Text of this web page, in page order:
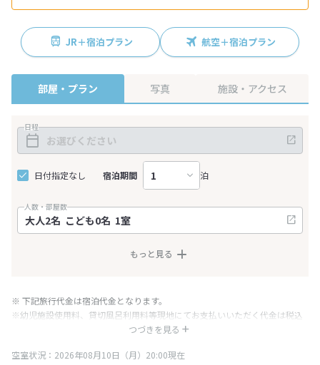
JR＋宿泊プラン 航空＋宿泊プラン
部屋・プラン 写真 施設・アクセス
日程
日付指定なし 宿泊期間 泊
人数・部屋数
もっと見る
つづきを見る
※ 下記旅行代金は宿泊代金となります。
※幼児施設使用料、貸切風呂利用料等現地にてお支払いいただく代金は税込
み表記となりますが、消費税増税に伴い代金が一部変更となる場合がござい
※表示されている旅行代金・プラン内容は一定時間ごとに更新されます。最
空室状況：2026年08月10日（月）20:00現在